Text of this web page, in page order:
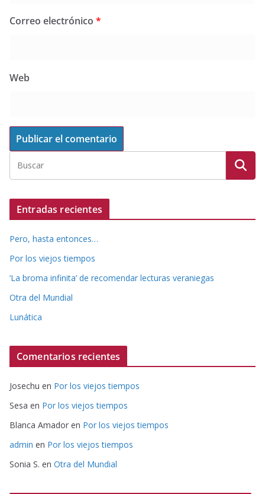
Correo electrónico *
Web
Entradas recientes
Pero, hasta entonces…
Por los viejos tiempos
‘La broma infinita’ de recomendar lecturas veraniegas
Otra del Mundial
Lunática
Comentarios recientes
Josechu en Por los viejos tiempos
Sesa en Por los viejos tiempos
Blanca Amador en Por los viejos tiempos
admin en Por los viejos tiempos
Sonia S. en Otra del Mundial